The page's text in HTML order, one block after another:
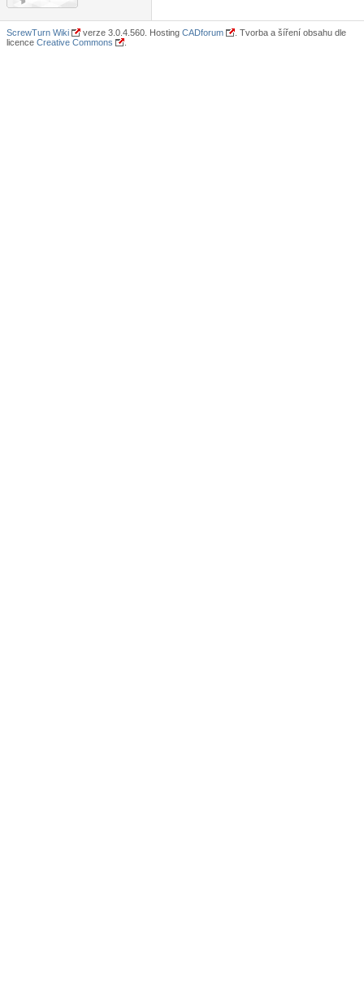
ScrewTurn Wiki verze 3.0.4.560. Hosting CADforum
. Tvorba a šíření obsahu dle
licence Creative Commons